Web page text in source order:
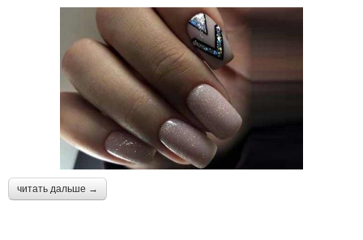
читать дальше →